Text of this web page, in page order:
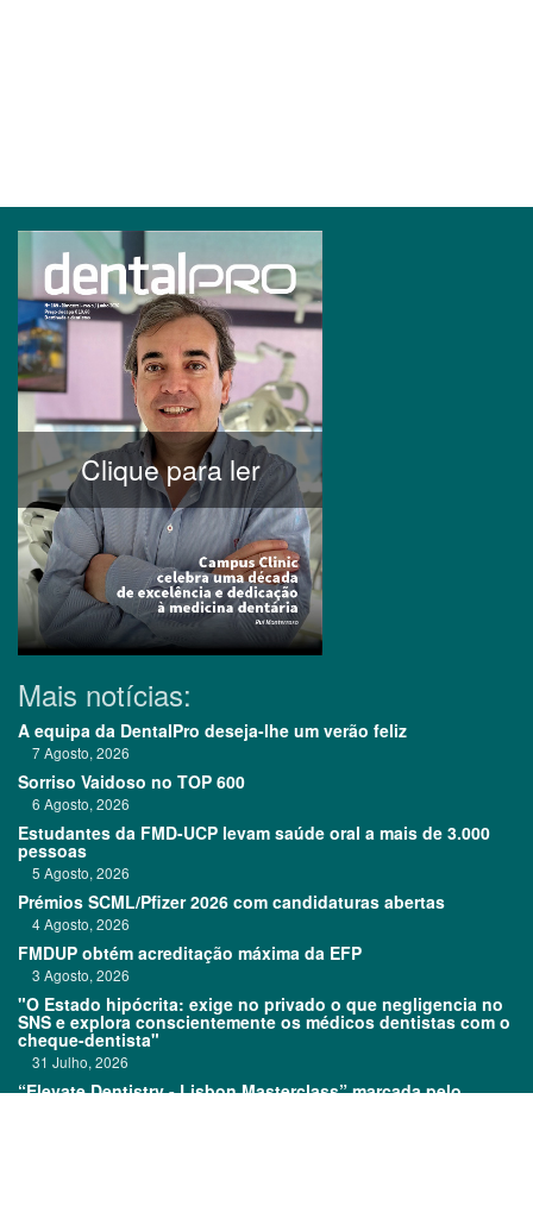
Clique para ler
Mais notícias:
A equipa da DentalPro deseja-lhe um verão feliz
7 Agosto, 2026
Sorriso Vaidoso no TOP 600
6 Agosto, 2026
Estudantes da FMD-UCP levam saúde oral a mais de 3.000
pessoas
5 Agosto, 2026
Prémios SCML/Pfizer 2026 com candidaturas abertas
4 Agosto, 2026
FMDUP obtém acreditação máxima da EFP
3 Agosto, 2026
"O Estado hipócrita: exige no privado o que negligencia no
SNS e explora conscientemente os médicos dentistas com o
cheque-dentista"
31 Julho, 2026
“Elevate Dentistry - Lisbon Masterclass” marcada pelo